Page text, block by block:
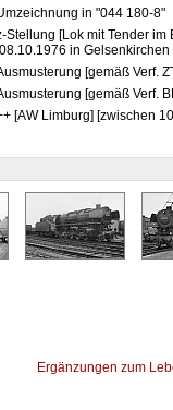
in "044 180-8"
Stellung [Lok mit Tender im
in
[gemäß Verf.
[gemäß Verf.
[AW Limburg] [zwischen
Ergänzungen zum